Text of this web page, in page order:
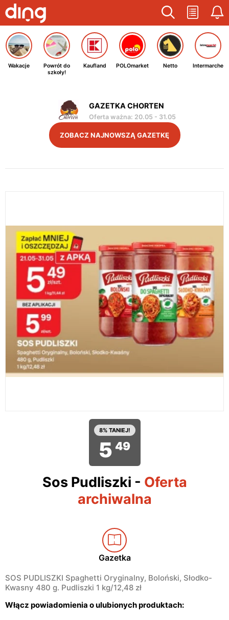
Wakacje
Powrót do
szkoły!
Kaufland POLOmarket Netto Intermarche
GAZETKA CHORTEN
Oferta ważna: 20.05 - 31.05
ZOBACZ NAJNOWSZĄ GAZETKĘ
8% TANIEJ!
5 49
Sos Pudliszki - Oferta
archiwalna
Gazetka
SOS PUDLISZKI Spaghetti Oryginalny, Boloński, Słodko-
Kwasny 480 g. Pudliszki 1 kg/12,48 zł
Włącz powiadomienia o ulubionych produktach: